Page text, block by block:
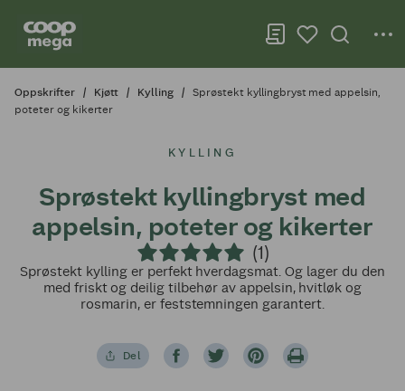
Oppskrifter Kjøtt Kylling
Sprøstekt kyllingbryst med appelsin,
poteter og kikerter
KYLLING
Sprøstekt kyllingbryst med
appelsin, poteter og kikerter
(1)
Sprøstekt kylling er perfekt hverdagsmat. Og lager du den
med friskt og deilig tilbehør av appelsin, hvitløk og
rosmarin, er feststemningen garantert.
Del